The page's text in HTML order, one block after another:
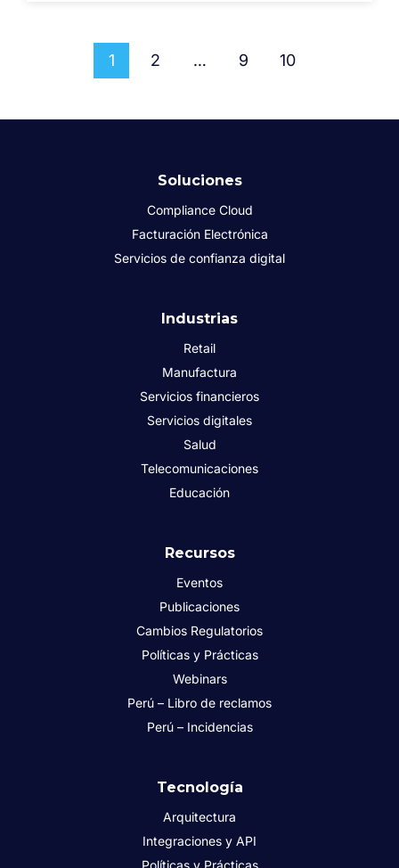
1 2 … 9 10
Soluciones
Compliance Cloud
Facturación Electrónica
Servicios de confianza digital
Industrias
Retail
Manufactura
Servicios financieros
Servicios digitales
Salud
Telecomunicaciones
Educación
Recursos
Eventos
Publicaciones
Cambios Regulatorios
Políticas y Prácticas
Webinars
Perú – Libro de reclamos
Perú – Incidencias
Tecnología
Arquitectura
Integraciones y API